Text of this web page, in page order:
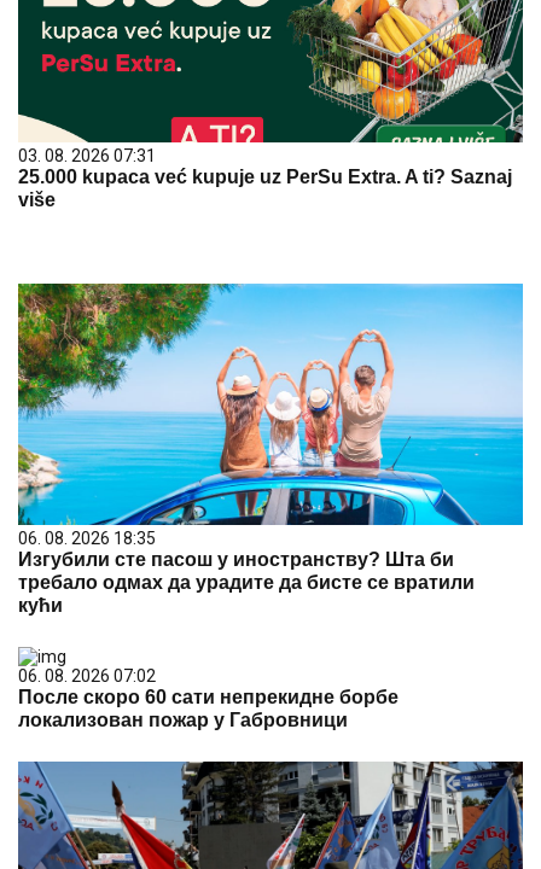
03. 08. 2026 07:31
25.000 kupaca već kupuje uz PerSu Extra. A ti? Saznaj
više
06. 08. 2026 18:35
Изгубили сте пасош у иностранству? Шта би
требало одмах да урадите да бисте се вратили
кући
06. 08. 2026 07:02
После скоро 60 сати непрекидне борбе
локализован пожар у Габровници